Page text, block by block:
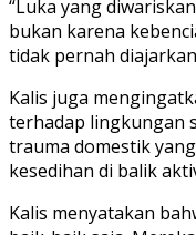
“Luka yang
bukan karena
tidak pernah
Kalis juga
terhadap lingkungan
trauma domestik
kesedihan di balik
Kalis menyatakan